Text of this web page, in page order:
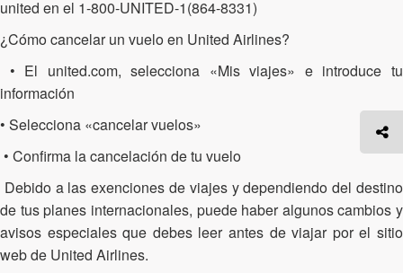
united en el 1-800-UNITED-1(864-8331)
¿Cómo cancelar un vuelo en United Airlines?
• El united.com, selecciona «Mis viajes» e introduce tu
información
• Selecciona «cancelar vuelos»
• Confirma la cancelación de tu vuelo
Debido a las exenciones de viajes y dependiendo del destino
de tus planes internacionales, puede haber algunos cambios y
avisos especiales que debes leer antes de viajar por el sitio
web de United Airlines.